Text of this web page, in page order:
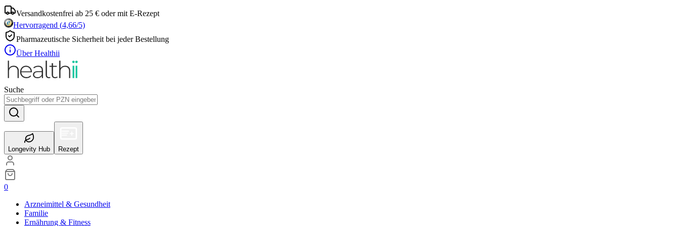
Versandkostenfrei ab 25 € oder mit E-Rezept
Hervorragend (4,66/5)
Pharmazeutische Sicherheit bei jeder Bestellung
Über Healthii
Suche
Longevity Hub Rezept
0
Arzneimittel & Gesundheit
Familie
Ernährung & Fitness